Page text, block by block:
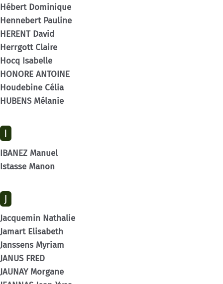
Hébert Dominique
Hennebert Pauline
HERENT David
Herrgott Claire
Hocq Isabelle
HONORE ANTOINE
Houdebine Célia
HUBENS Mélanie
I
IBANEZ Manuel
Istasse Manon
J
Jacquemin Nathalie
Jamart Elisabeth
Janssens Myriam
JANUS FRED
JAUNAY Morgane